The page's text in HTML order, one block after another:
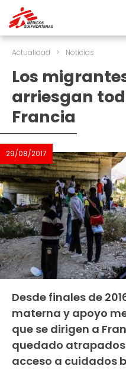
Actualidad > Noticias
Los
arriesgan
Francia
29/08/2017
Desde finales de
materna y apoyo
que se dirigen a
quedado
acceso a cuidados